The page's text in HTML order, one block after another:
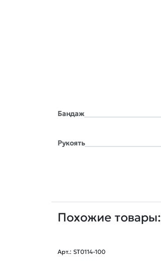
Бандаж
Рукоять
Похожие товары:
Арт.: ST0114-100